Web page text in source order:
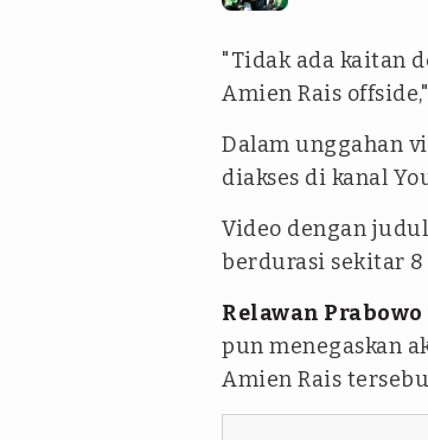
"Tidak ada kaitan
Amien Rais
Dalam unggahan
diakses di kanal
Video dengan
berdurasi sekitar
Relawan Prabowo
pun menegaskan
Amien Rais